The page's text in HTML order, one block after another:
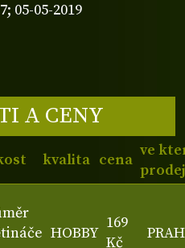
05-05-2019
A CENY
kvalita cena
ve
HOBBY
169
Kč